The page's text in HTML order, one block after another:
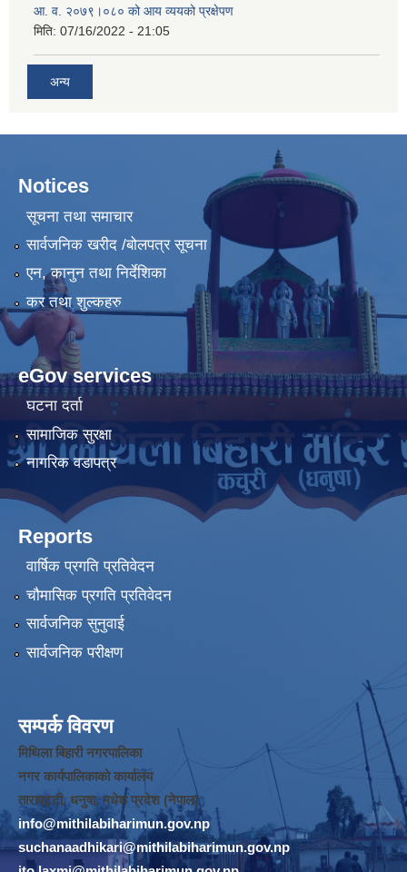
आ. व. २०७९।०८० को आय व्ययको प्रक्षेपण
मिति: 07/16/2022 - 21:05
अन्य
Notices
सूचना तथा समाचार
सार्वजनिक खरीद /बोलपत्र सूचना
एन, कानुन तथा निर्देशिका
कर तथा शुल्कहरु
eGov services
घटना दर्ता
सामाजिक सुरक्षा
नागरिक वडापत्र
Reports
वार्षिक प्रगति प्रतिवेदन
चौमासिक प्रगति प्रतिवेदन
सार्वजनिक सुनुवाई
सार्वजनिक परीक्षण
सम्पर्क विवरण
मिथिला बिहारी नगरपालिका
नगर कार्यपालिकाको कार्यालय
तारापट्टी, धनुषा, मधेश प्रदेश (नेपाल)
info@mithilabiharimun.gov.np
suchanaadhikari@mithilabiharimun.gov.np